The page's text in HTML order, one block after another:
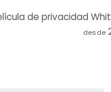
de privacidad
desde